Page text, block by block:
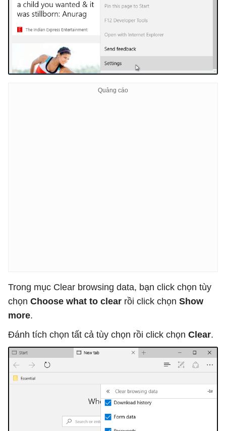
Trong mục Clear browsing data, bạn click chọn tùy
chọn Choose what to clear rồi click chọn Show
more.
Đánh tích chọn tất cả tùy chọn rồi click chọn Clear.